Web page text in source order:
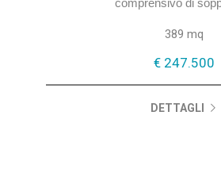
comprensivo di
389 mq
€ 247.500
DETTAGLI